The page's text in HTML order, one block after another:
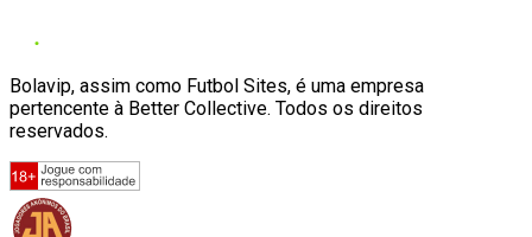
Bolavip, assim como Futbol Sites, é uma empresa
pertencente à Better Collective. Todos os direitos
reservados.